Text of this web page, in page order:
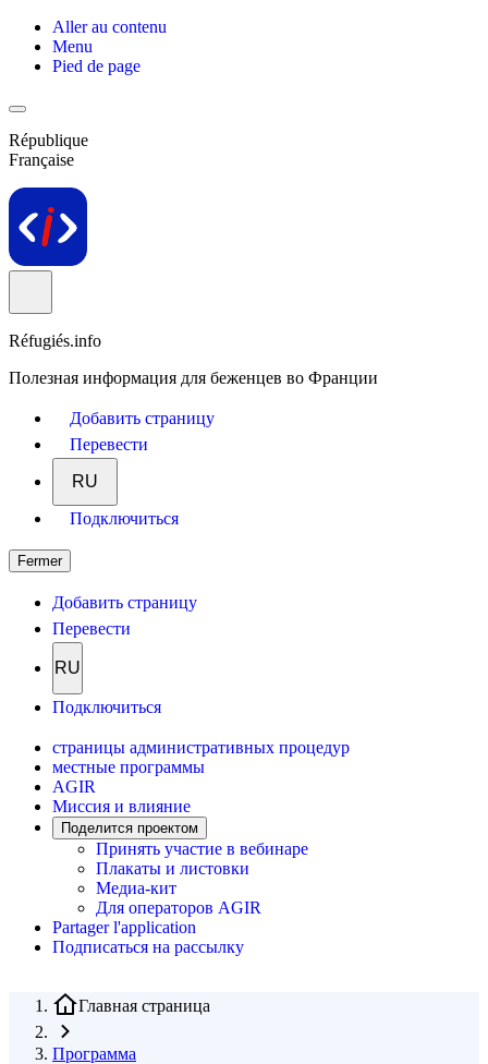
Aller au contenu
Menu
Pied de page
République
Française
Réfugiés.info
Полезная информация для беженцев во Франции
Добавить страницу
Перевести
RU
Подключиться
Fermer
Добавить страницу
Перевести
RU
Подключиться
страницы административных процедур
местные программы
AGIR
Миссия и влияние
Поделится проектом
Принять участие в вебинаре
Плакаты и листовки
Медиа-кит
Для операторов AGIR
Partager l'application
Подписаться на рассылку
Главная страница
Программа